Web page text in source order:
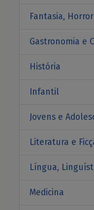
Fantasia,
Gastronomia e
História
Infantil
Jovens e
Literatura e
Língua,
Medicina